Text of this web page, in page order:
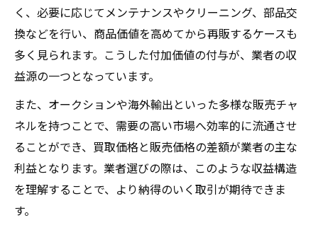
く、必要に応じてメンテナンスやクリーニング、部品交
換などを行い、商品価値を高めてから再販するケースも
多く見られます。こうした付加価値の付与が、業者の収
益源の一つとなっています。
また、オークションや海外輸出といった多様な販売チャ
ネルを持つことで、需要の高い市場へ効率的に流通させ
ることができ、買取価格と販売価格の差額が業者の主な
利益となります。業者選びの際は、このような収益構造
を理解することで、より納得のいく取引が期待できま
す。